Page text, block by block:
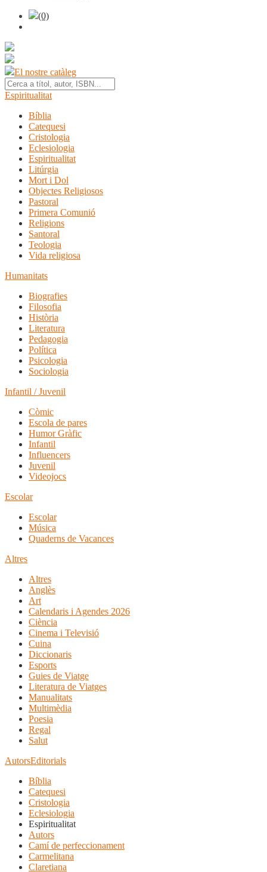
(0)
El nostre catàleg
Espiritualitat
Bíblia
Catequesi
Cristologia
Eclesiologia
Espiritualitat
Litúrgia
Mort i Dol
Objectes Religiosos
Pastoral
Primera Comunió
Religions
Santoral
Teologia
Vida religiosa
Humanitats
Biografies
Filosofia
Història
Literatura
Pedagogia
Política
Psicologia
Sociologia
Infantil / Juvenil
Còmic
Escola de pares
Humor Gràfic
Infantil
Influencers
Juvenil
Videojocs
Escolar
Escolar
Música
Quaderns de Vacances
Altres
Altres
Anglès
Art
Calendaris i Agendes 2026
Ciència
Cinema i Televisió
Cuina
Diccionaris
Esports
Guies de Viatge
Literatura de Viatges
Manualitats
Multimèdia
Poesia
Regal
Salut
AutorsEditorials
Bíblia
Catequesi
Cristologia
Eclesiologia
Espiritualitat
Autors
Camí de perfeccionament
Carmelitana
Claretiana